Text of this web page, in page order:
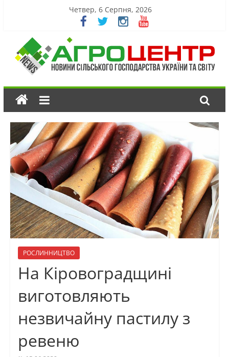
Четвер, 6 Серпня, 2026
РОСЛИННИЦТВО
На Кіровоградщині
виготовляють
незвичайну пастилу з
ревеню